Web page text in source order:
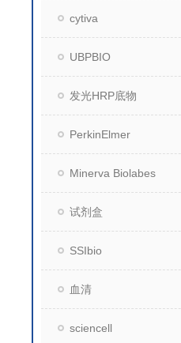
cytiva
UBPBIO
发光HRP底物
PerkinElmer
Minerva Biolabes
试剂盒
SSIbio
血清
sciencell